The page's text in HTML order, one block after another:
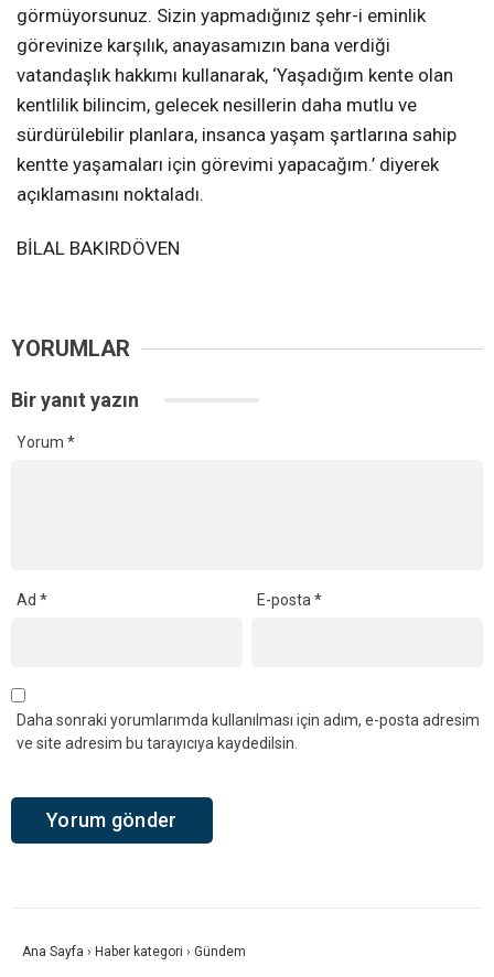
görmüyorsunuz. Sizin yapmadığınız şehr-i eminlik
görevinize karşılık, anayasamızın bana verdiği
vatandaşlık hakkımı kullanarak, ‘Yaşadığım kente olan
kentlilik bilincim, gelecek nesillerin daha mutlu ve
sürdürülebilir planlara, insanca yaşam şartlarına sahip
kentte yaşamaları için görevimi yapacağım.’ diyerek
açıklamasını noktaladı.
BİLAL BAKIRDÖVEN
YORUMLAR
Bir yanıt yazın
Yorum *
Ad * E-posta*
Daha sonraki yorumlarımda kullanılması için adım, e-posta adresim
ve site adresim bu tarayıcıya kaydedilsin.
Ana Sayfa › Haber kategori › Gündem